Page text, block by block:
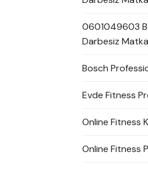
0601049603
Darbesiz
Bosch
Evde Fitness
Online Fitness
Online Fitness